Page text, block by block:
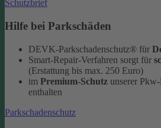
Schutzbrief
Hilfe bei Parkschäden
DEVK-Parkschadenschutz® für
Smart-Repair-Verfahren sorgt für
(Erstattung bis max. 250 Euro)
im Premium-Schutz unserer
enthalten
Parkschadenschutz